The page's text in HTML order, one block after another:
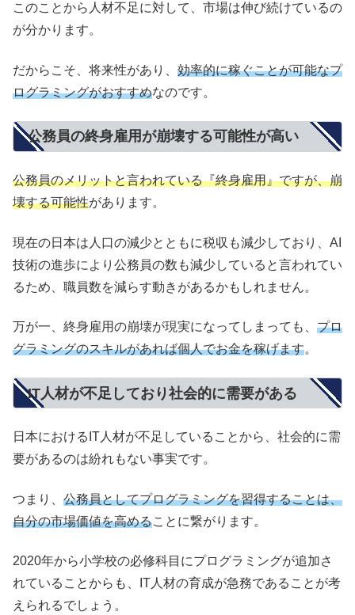
このことから人材不足に対して、市場は伸び続けているの
が分かります。
だからこそ、将来性があり、 効率的に稼ぐことが可能なプ
ログラミングがおすすめなのです。
公務員の終身雇用が崩壊する可能性が高い
公務員のメリットと言われている『終身雇用』ですが、崩
壊する可能性があります。
現在の日本は人口の減少とともに税収も減少しており、AI
技術の進歩により公務員の数も減少していると言われてい
るため、職員数を減らす動きがあるかもしれません。
万が一、終身雇用の崩壊が現実になってしまっても、 プロ
グラミングのスキルがあれば個人でお金を稼げます。
IT人材が不足しており社会的に需要がある
日本におけるIT人材が不足していることから、社会的に需
要があるのは紛れもない事実です。
つまり、 公務員としてプログラミングを習得することは、
自分の市場価値を高めることに繋がります。
2020年から小学校の必修科目にプログラミングが追加さ
れていることからも、IT人材の育成が急務であることが考
えられるでしょう。